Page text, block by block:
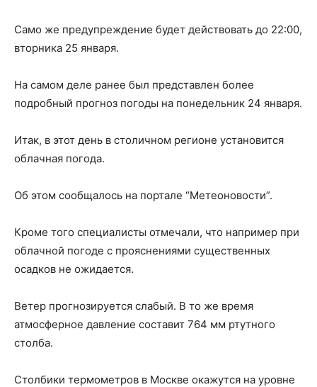
Само же предупреждение будет действовать до 22:00,
вторника 25 января.
На самом деле ранее был представлен более
подробный прогноз погоды на понедельник 24 января.
Итак, в этот день в столичном регионе установится
облачная погода.
Об этом сообщалось на портале “Метеоновости”.
Кроме того специалисты отмечали, что например при
облачной погоде с прояснениями существенных
осадков не ожидается.
Ветер прогнозируется слабый. В то же время
атмосферное давление составит 764 мм ртутного
столба.
Столбики термометров в Москве окажутся на уровне